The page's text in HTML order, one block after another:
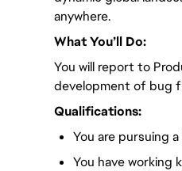
anywhere.
What You’ll Do:
You will report to
development of bug
Qualifications:
You are pursuing
You have working